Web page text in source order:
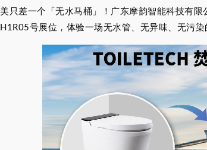
只差一个「无水马桶」！广东摩韵智能科技有
号展位，体验一场无水管、无异味、无污